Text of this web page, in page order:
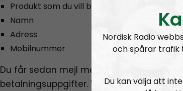
Produkt som du vill beställa, antal och storlek
Namn
Adress
Mobilnummer
Du får sedan mejl med ordernummer och
betalningsuppgifter. Varorna skickas
Nordisk Radio
och spårar trafik
Du kan välja att